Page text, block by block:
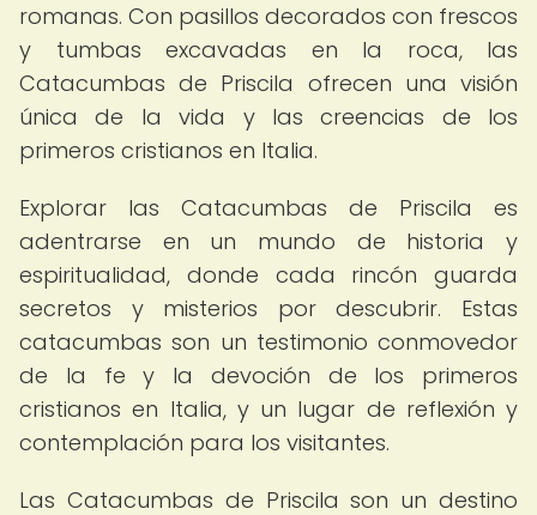
romanas. Con pasillos decorados con frescos
y tumbas excavadas en la roca, las
Catacumbas de Priscila ofrecen una visión
única de la vida y las creencias de los
primeros cristianos en Italia.
Explorar las Catacumbas de Priscila es
adentrarse en un mundo de historia y
espiritualidad, donde cada rincón guarda
secretos y misterios por descubrir. Estas
catacumbas son un testimonio conmovedor
de la fe y la devoción de los primeros
cristianos en Italia, y un lugar de reflexión y
contemplación para los visitantes.
Las Catacumbas de Priscila son un destino